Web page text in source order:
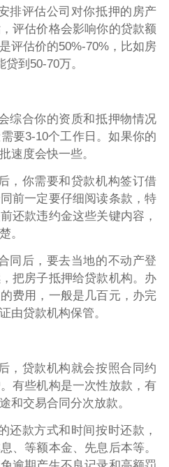
排评估公司对你抵押的房产
评估价格会影响你的贷款额
评估价的50%-70%，比如房
到50-70万。
综合你的资质和抵押物情况
要3-10个工作日。如果你的
速度会快一些。
，你需要和贷款机构签订借
前一定要仔细阅读条款，特
还款违约金这些关键内容，
。
同后，要去当地的不动产登
把房子抵押给贷款机构。办
费用，一般是几百元，办完
由贷款机构保管。
，贷款机构就会按照合同约
有些机构是一次性放款，有
和交易合同分次放款。
还款方式和时间按时还款，
、等额本金、先息后本等。